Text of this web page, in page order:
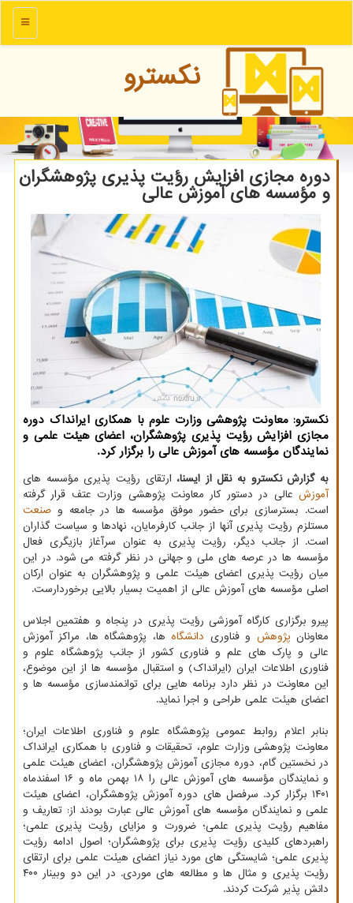
منو
نكسترو
دوره مجازی افزایش رؤیت پذیری پژوهشگران
و مؤسسه های آموزش عالی
نکسترو: معاونت پژوهشی وزارت علوم با همکاری ایرانداک دوره
مجازی افزایش رؤیت پذیری پژوهشگران، اعضای هیئت علمی و
نمایندگان مؤسسه های آموزش عالی را برگزار کرد.
به گزارش نکسترو به نقل از ایسنا، ارتقای رؤیت پذیری مؤسسه های
آموزش عالی در دستور کار معاونت پژوهشی وزارت عتف قرار گرفته
است. بسترسازی برای حضور موفق مؤسسه ها در جامعه و صنعت
مستلزم رؤیت پذیری آنها از جانب کارفرمایان، نهادها و سیاست گذاران
است. از جانب دیگر، رؤیت پذیری به عنوان سرآغاز بازیگری فعال
مؤسسه ها در عرصه های ملی و جهانی در نظر گرفته می شود. در این
میان رؤیت پذیری اعضای هیئت علمی و پژوهشگران به عنوان ارکان
اصلی مؤسسه های آموزش عالی از اهمیت بسیار بالایی برخوردارست.
پیرو برگزاری کارگاه آموزشی رؤیت پذیری در پنجاه و هفتمین اجلاس
معاونان پژوهش و فناوری دانشگاه ها، پژوهشگاه ها، مراکز آموزش
عالی و پارک های علم و فناوری کشور از جانب پژوهشگاه علوم و
فناوری اطلاعات ایران (ایرانداک) و استقبال مؤسسه ها از این موضوع،
این معاونت در نظر دارد برنامه هایی برای توانمندسازی مؤسسه ها و
اعضای هیئت علمی طراحی و اجرا نماید.
بنابر اعلام روابط عمومی پژوهشگاه علوم و فناوری اطلاعات ایران؛
معاونت پژوهشی وزارت علوم، تحقیقات و فناوری با همکاری ایرانداک
در نخستین گام، دوره مجازی آموزش پژوهشگران، اعضای هیئت علمی
و نمایندگان مؤسسه های آموزش عالی را ۱۸ بهمن ماه و ۱۶ اسفندماه
۱۴۰۱ برگزار کرد. سرفصل های دوره آموزش پژوهشگران، اعضای هیئت
علمی و نمایندگان مؤسسه های آموزش عالی عبارت بودند از: تعاریف و
مفاهیم رؤیت پذیری علمی؛ ضرورت و مزایای رؤیت پذیری علمی؛
راهبردهای کلیدی رؤیت پذیری برای پژوهشگران؛ اصول ادامه رؤیت
پذیری علمی؛ شایستگی های مورد نیاز اعضای هیئت علمی برای ارتقای
رؤیت پذیری و مثال ها و مطالعه های موردی. در این دو وبینار ۴۰۰
دانش پذیر شرکت کردند.